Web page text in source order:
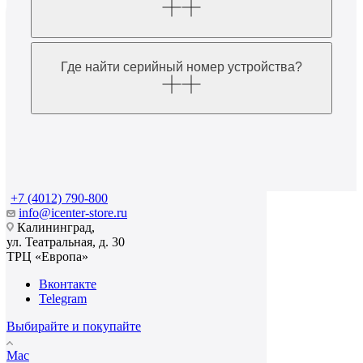
Где найти серийный номер устройства?
+7 (4012) 790-800
info@icenter-store.ru
Калининград,
ул. Театральная, д. 30
ТРЦ «Европа»
Вконтакте
Telegram
Выбирайте и покупайте
Mac